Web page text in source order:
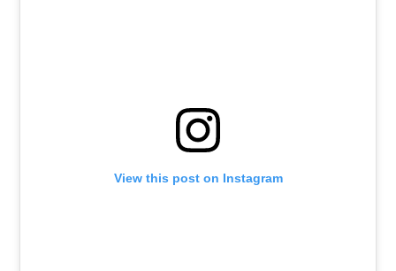
View this post on Instagram